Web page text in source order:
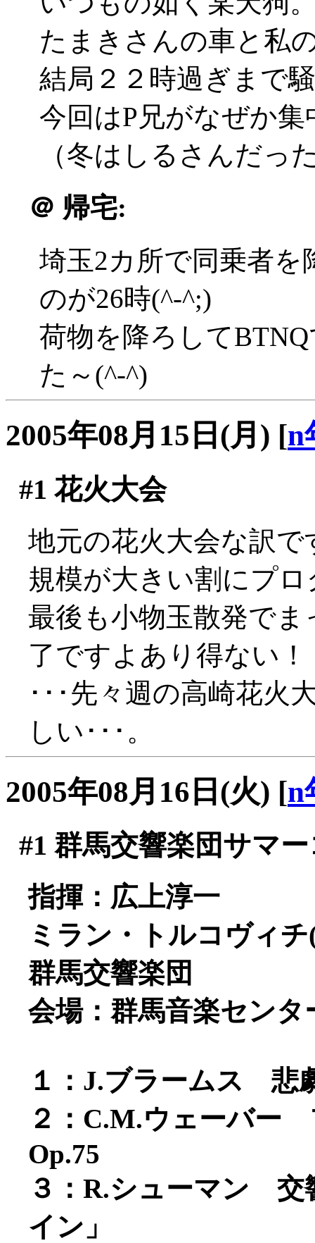
たまきさんの車と私
結局２２時過ぎまで
今回はP兄がなぜか
（冬はしるさんだっ
＠ 帰宅:
埼玉2カ所で同乗者
のが26時(^-^;)
荷物を降ろして
た～(^-^)
2005年08月15日(月) [n
#1 花火大会
地元の花火大会な訳で
規模が大きい割にプ
最後も小物玉散発で
了ですよあり得ない！
･･･先々週の高崎花火
しい･･･。
2005年08月16日(火) [n
#1 群馬交響楽団サマ
指揮：広上淳一
ミラン・トルコヴィ
群馬交響楽団
会場：群馬音楽センタ
１：J.ブラームス 悲
２：C.M.ウェーバー
Op.75
３：R.シューマン 交
イン」